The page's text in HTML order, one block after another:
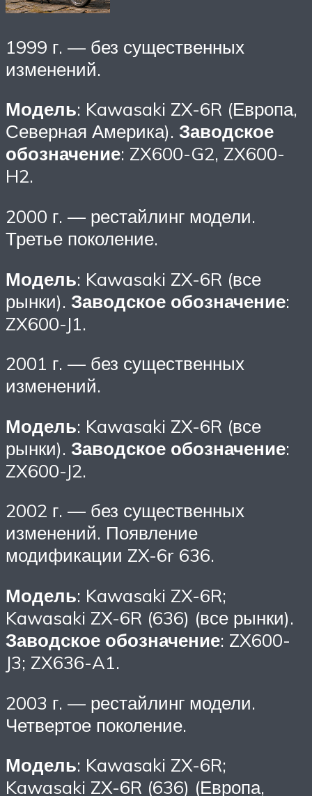
1999 г. — без существенных
изменений.
Модель: Kawasaki ZX-6R (Европа,
Северная Америка). Заводское
обозначение: ZX600-G2, ZX600-
H2.
2000 г. — рестайлинг модели.
Третье поколение.
Модель: Kawasaki ZX-6R (все
рынки). Заводское обозначение:
ZX600-J1.
2001 г. — без существенных
изменений.
Модель: Kawasaki ZX-6R (все
рынки). Заводское обозначение:
ZX600-J2.
2002 г. — без существенных
изменений. Появление
модификации ZX-6r 636.
Модель: Kawasaki ZX-6R;
Kawasaki ZX-6R (636) (все рынки).
Заводское обозначение: ZX600-
J3; ZX636-A1.
2003 г. — рестайлинг модели.
Четвертое поколение.
Модель: Kawasaki ZX-6R;
Kawasaki ZX-6R (636) (Европа,